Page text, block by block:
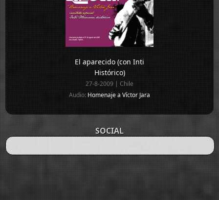
El aparecido (con Inti
Histórico)
27-8-2009 | Chile
Audio: Homenaje a Víctor Jara
SOCIAL